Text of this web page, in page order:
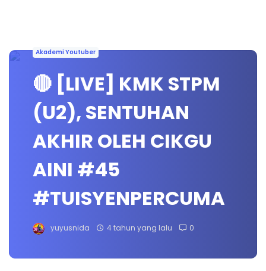
Akademi Youtuber
🔴 [LIVE] KMK STPM
(U2), SENTUHAN
AKHIR OLEH CIKGU
AINI #45
#TUISYENPERCUMA
yuyusnida 4 tahun yang lalu 0